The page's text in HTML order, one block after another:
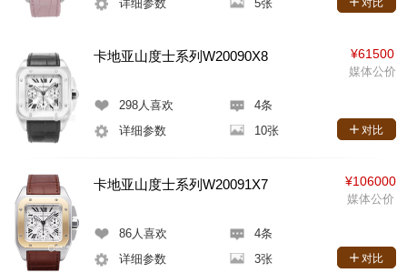
详细参数 5张
卡地亚山度士系列W20090X8
298人喜欢
4条
详细参数
10张
¥61500
媒体公价
对比
卡地亚山度士系列W20091X7
86人喜欢
4条
详细参数
3张
¥106000
媒体公价
对比